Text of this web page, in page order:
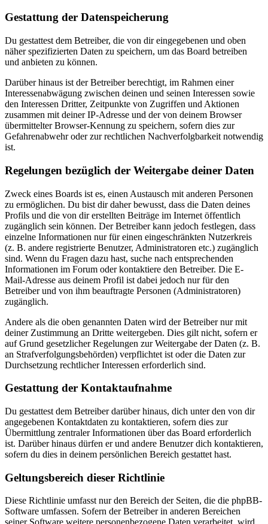
Gestattung der Datenspeicherung
Du gestattest dem Betreiber, die von dir eingegebenen und oben
näher spezifizierten Daten zu speichern, um das Board betreiben
und anbieten zu können.
Darüber hinaus ist der Betreiber berechtigt, im Rahmen einer
Interessenabwägung zwischen deinen und seinen Interessen sowie
den Interessen Dritter, Zeitpunkte von Zugriffen und Aktionen
zusammen mit deiner IP-Adresse und der von deinem Browser
übermittelter Browser-Kennung zu speichern, sofern dies zur
Gefahrenabwehr oder zur rechtlichen Nachverfolgbarkeit notwendig
ist.
Regelungen bezüglich der Weitergabe deiner Daten
Zweck eines Boards ist es, einen Austausch mit anderen Personen
zu ermöglichen. Du bist dir daher bewusst, dass die Daten deines
Profils und die von dir erstellten Beiträge im Internet öffentlich
zugänglich sein können. Der Betreiber kann jedoch festlegen, dass
einzelne Informationen nur für einen eingeschränkten Nutzerkreis
(z. B. andere registrierte Benutzer, Administratoren etc.) zugänglich
sind. Wenn du Fragen dazu hast, suche nach entsprechenden
Informationen im Forum oder kontaktiere den Betreiber. Die E-
Mail-Adresse aus deinem Profil ist dabei jedoch nur für den
Betreiber und von ihm beauftragte Personen (Administratoren)
zugänglich.
Andere als die oben genannten Daten wird der Betreiber nur mit
deiner Zustimmung an Dritte weitergeben. Dies gilt nicht, sofern er
auf Grund gesetzlicher Regelungen zur Weitergabe der Daten (z. B.
an Strafverfolgungsbehörden) verpflichtet ist oder die Daten zur
Durchsetzung rechtlicher Interessen erforderlich sind.
Gestattung der Kontaktaufnahme
Du gestattest dem Betreiber darüber hinaus, dich unter den von dir
angegebenen Kontaktdaten zu kontaktieren, sofern dies zur
Übermittlung zentraler Informationen über das Board erforderlich
ist. Darüber hinaus dürfen er und andere Benutzer dich kontaktieren,
sofern du dies in deinem persönlichen Bereich gestattet hast.
Geltungsbereich dieser Richtlinie
Diese Richtlinie umfasst nur den Bereich der Seiten, die die phpBB-
Software umfassen. Sofern der Betreiber in anderen Bereichen